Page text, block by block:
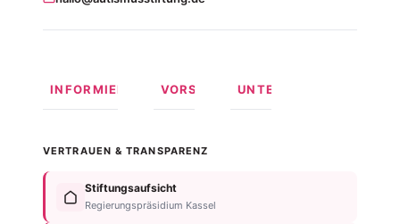
INFORMIEREN
Formen
Autismus
Anzeichen
VORSORGEN
Behindertentestament
Im
Testament
UNTERSTÜTZEN
VERTRAUEN & TRANSPARENZ
Stiftungsaufsicht
Regierungspräsidium Kassel